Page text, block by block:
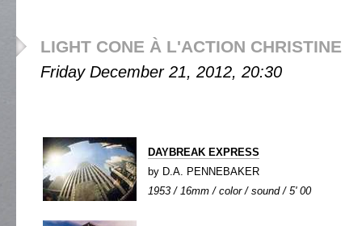
LIGHT CONE À L'ACTION CHRISTINE
Friday December 21, 2012, 20:30
DAYBREAK EXPRESS
by D.A. PENNEBAKER
1953 / 16mm / color / sound / 5' 00